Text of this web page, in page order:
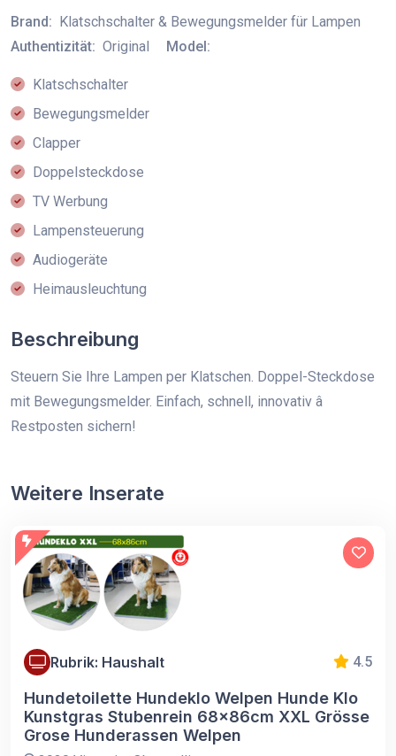
Brand: Klatschschalter & Bewegungsmelder für Lampen
Authentizität: Original Model:
Klatschschalter
Bewegungsmelder
Clapper
Doppelsteckdose
TV Werbung
Lampensteuerung
Audiogeräte
Heimausleuchtung
Beschreibung
Steuern Sie Ihre Lampen per Klatschen. Doppel-Steckdose
mit Bewegungsmelder. Einfach, schnell, innovativ â
Restposten sichern!
Weitere Inserate
Rubrik: Haushalt 4.5
Hundetoilette Hundeklo Welpen Hunde Klo
Kunstgras Stubenrein 68x86cm XXL Grösse
Grose Hunderassen Welpen